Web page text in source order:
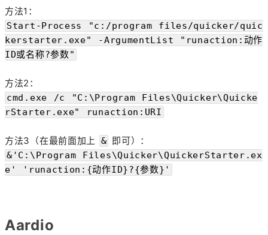
方法1：
Start-Process "c:/program files/quicker/quic
kerstarter.exe" -ArgumentList "runaction:动作
ID或名称?参数"
方法2：
cmd.exe /c "C:\Program Files\Quicker\Quicke
rStarter.exe" runaction:URI
方法3（在最前面加上 & 即可）：
&'C:\Program Files\Quicker\QuickerStarter.ex
e' 'runaction:{动作ID}?{参数}'
Aardio